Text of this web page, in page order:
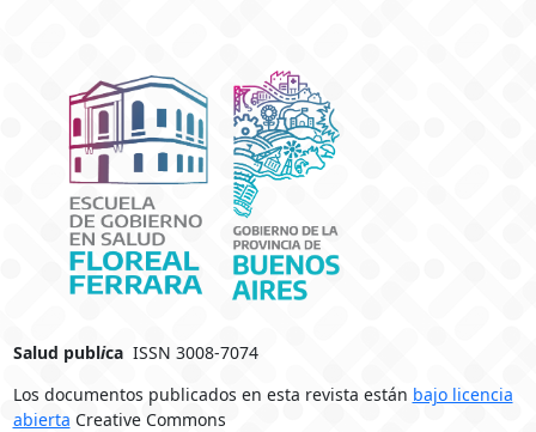
Salud publicaISSN 3008-7074
Los documentos publicados en esta revista están bajo licencia
abierta Creative Commons